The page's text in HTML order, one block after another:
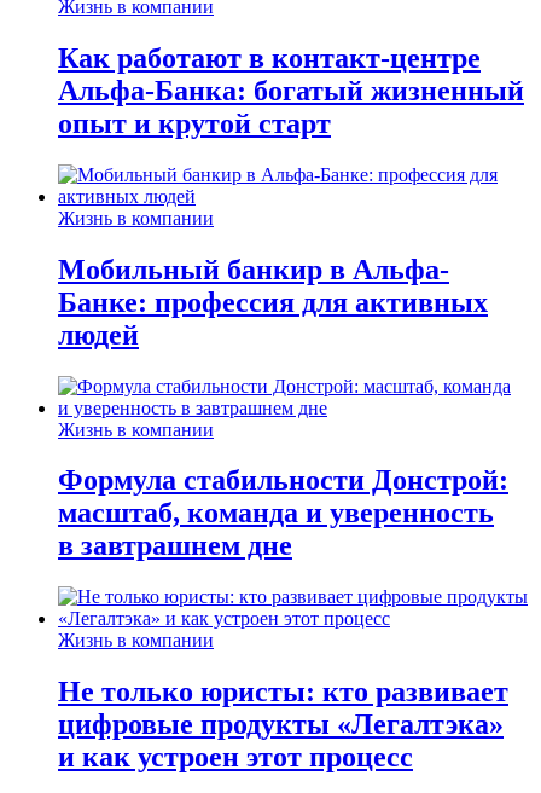
Жизнь в компании
Как работают в контакт-центре
Альфа-Банка: богатый жизненный
опыт и крутой старт
Жизнь в компании
Мобильный банкир в Альфа-
Банке: профессия для активных
людей
Жизнь в компании
Формула стабильности Донстрой:
масштаб, команда и уверенность
в завтрашнем дне
Жизнь в компании
Не только юристы: кто развивает
цифровые продукты «Легалтэка»
и как устроен этот процесс